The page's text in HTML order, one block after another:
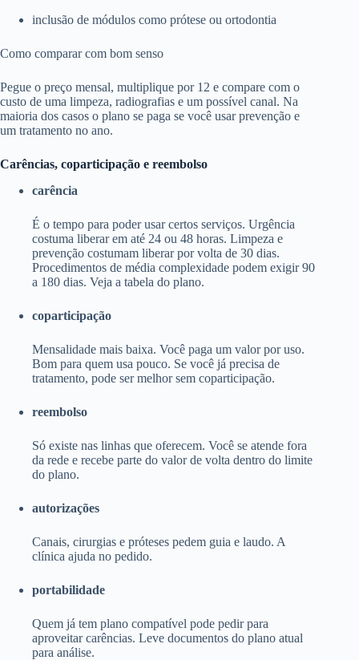
inclusão de módulos como prótese ou ortodontia
Como comparar com bom senso
Pegue o preço mensal, multiplique por 12 e compare com o
custo de uma limpeza, radiografias e um possível canal. Na
maioria dos casos o plano se paga se você usar prevenção e
um tratamento no ano.
Carências, coparticipação e reembolso
carência
É o tempo para poder usar certos serviços. Urgência
costuma liberar em até 24 ou 48 horas. Limpeza e
prevenção costumam liberar por volta de 30 dias.
Procedimentos de média complexidade podem exigir 90
a 180 dias. Veja a tabela do plano.
coparticipação
Mensalidade mais baixa. Você paga um valor por uso.
Bom para quem usa pouco. Se você já precisa de
tratamento, pode ser melhor sem coparticipação.
reembolso
Só existe nas linhas que oferecem. Você se atende fora
da rede e recebe parte do valor de volta dentro do limite
do plano.
autorizações
Canais, cirurgias e próteses pedem guia e laudo. A
clínica ajuda no pedido.
portabilidade
Quem já tem plano compatível pode pedir para
aproveitar carências. Leve documentos do plano atual
para análise.